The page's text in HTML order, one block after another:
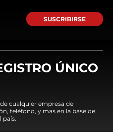
SUSCRIBIRSE
ÚNICO
cualquier empresa de
teléfono, y mas en la base de
país.